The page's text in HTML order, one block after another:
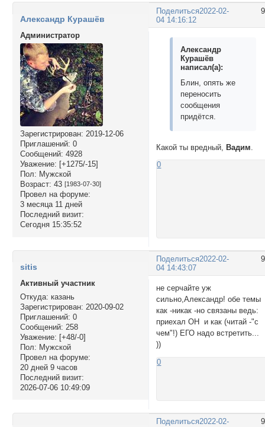
Поделиться2022-02-
04 14:16:12
Александр Курашёв
Администратор
Зарегистрирован: 2019-12-06
Приглашений: 0
Сообщений: 4928
Уважение: [+1275/-15]
Пол: Мужской
Возраст: 43 [1983-07-30]
Провел на форуме:
3 месяца 11 дней
Последний визит:
Сегодня 15:35:52
Александр
Курашёв
написал(а):
Блин, опять же
переносить
сообщения
придётся.
Какой ты вредный,Вадим
0
Поделиться2022-02-
04 14:43:07
sitis
Активный участник
Откуда: казань
Зарегистрирован: 2020-09-02
Приглашений: 0
Сообщений: 258
Уважение: [+48/-0]
Пол: Мужской
Провел на форуме:
20 дней 9 часов
Последний визит:
2026-07-06 10:49:09
не серчайте уж
сильно,Александр! обе темы
как -никак -но связаны ведь:
приехал ОН и как (читай -"с
чем"!) ЕГО надо встретить...
))
0
Поделиться2022-02-